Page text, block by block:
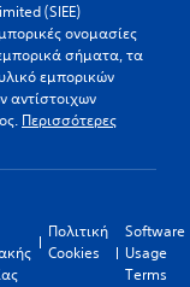
(SIEE)
ονομασίες
σήματα, τα
εμπορικών
αντίστοιχων
Περισσότερες
Πολιτική
Cookies
Software
Usage
Terms